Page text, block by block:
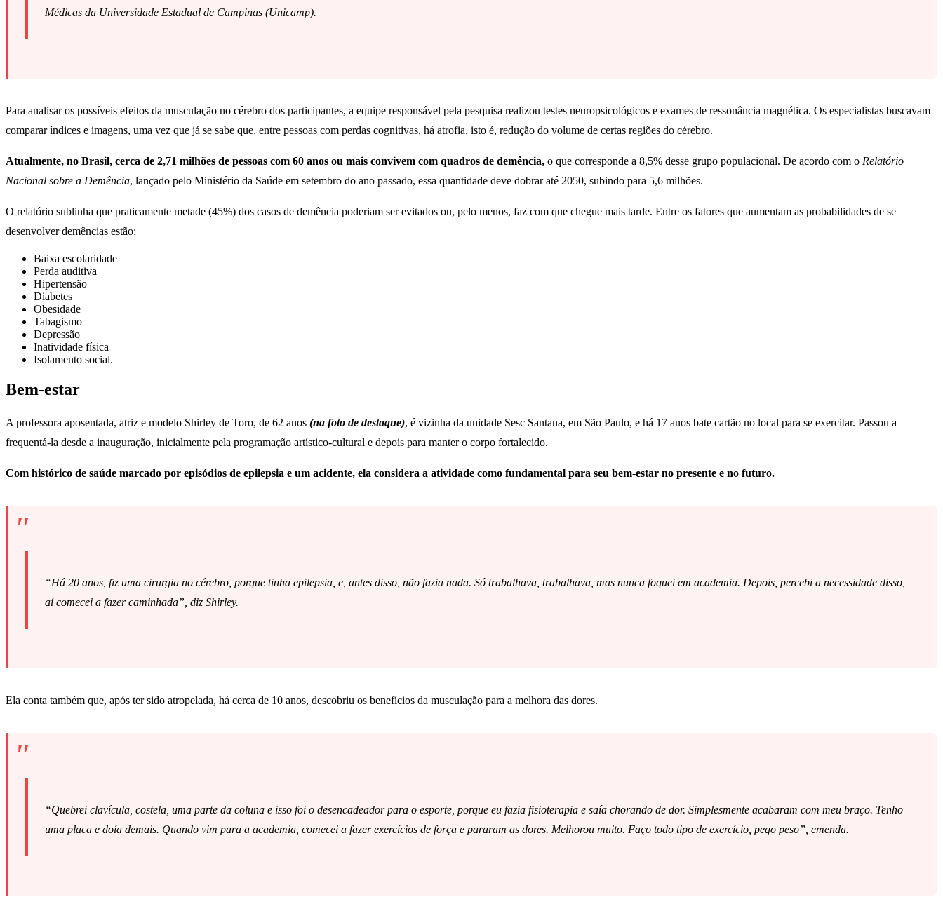
Médicas da Universidade Estadual de Campinas (Unicamp).
Para analisar os possíveis efeitos da musculação no cérebro dos participantes, a equipe responsável pela pesquisa realizou testes neuropsicológicos e exames de ressonância magnética. Os especialistas buscavam
comparar índices e imagens, uma vez que já se sabe que, entre pessoas com perdas cognitivas, há atrofia, isto é, redução do volume de certas regiões do cérebro.
Atualmente, no Brasil, cerca de 2,71 milhões de pessoas com 60 anos ou mais convivem com quadros de demência, o que corresponde a 8,5% desse grupo populacional. De acordo com o Relatório
Nacional sobre a Demência, lançado pelo Ministério da Saúde em setembro do ano passado, essa quantidade deve dobrar até 2050, subindo para 5,6 milhões.
O relatório sublinha que praticamente metade (45%) dos casos de demência poderiam ser evitados ou, pelo menos, faz com que chegue mais tarde. Entre os fatores que aumentam as probabilidades de se
desenvolver demências estão:
Baixa escolaridade
Perda auditiva
Hipertensão
Diabetes
Obesidade
Tabagismo
Depressão
Inatividade física
Isolamento social.
Bem-estar
A professora aposentada, atriz e modelo Shirley de Toro, de 62 anos (na foto de destaque), é vizinha da unidade Sesc Santana, em São Paulo, e há 17 anos bate cartão no local para se exercitar. Passou a
frequentá-la desde a inauguração, inicialmente pela programação artístico-cultural e depois para manter o corpo fortalecido.
Com histórico de saúde marcado por episódios de epilepsia e um acidente, ela considera a atividade como fundamental para seu bem-estar no presente e no futuro.
“Há 20 anos, fiz uma cirurgia no cérebro, porque tinha epilepsia, e, antes disso, não fazia nada. Só trabalhava, trabalhava, mas nunca foquei em academia. Depois, percebi a necessidade disso,
aí comecei a fazer caminhada”, diz Shirley.
Ela conta também que, após ter sido atropelada, há cerca de 10 anos, descobriu os benefícios da musculação para a melhora das dores.
“Quebrei clavícula, costela, uma parte da coluna e isso foi o desencadeador para o esporte, porque eu fazia fisioterapia e saía chorando de dor. Simplesmente acabaram com meu braço. Tenho
uma placa e doía demais. Quando vim para a academia, comecei a fazer exercícios de força e pararam as dores. Melhorou muito. Faço todo tipo de exercício, pego peso”, emenda.